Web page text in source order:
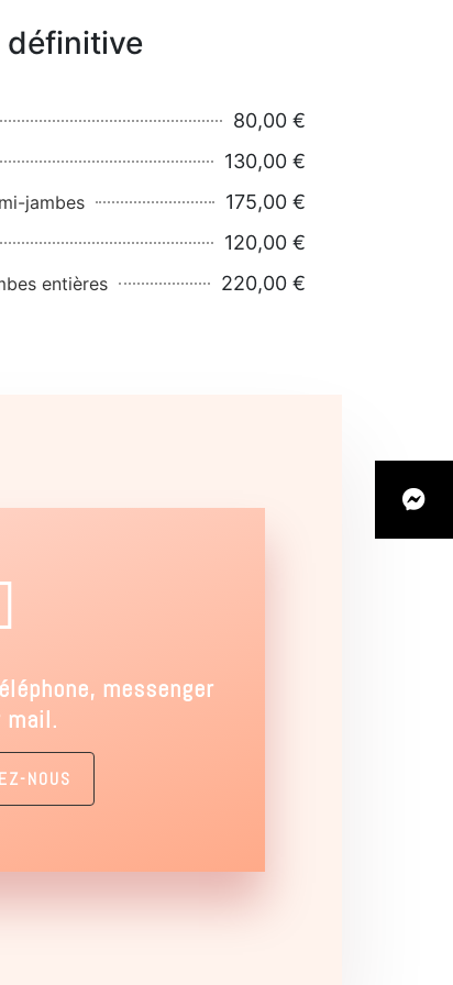
définitive
80,00 €
130,00 €
jambes 175,00 €
120,00 €
entières 220,00 €
messenger
mail.
NOUS